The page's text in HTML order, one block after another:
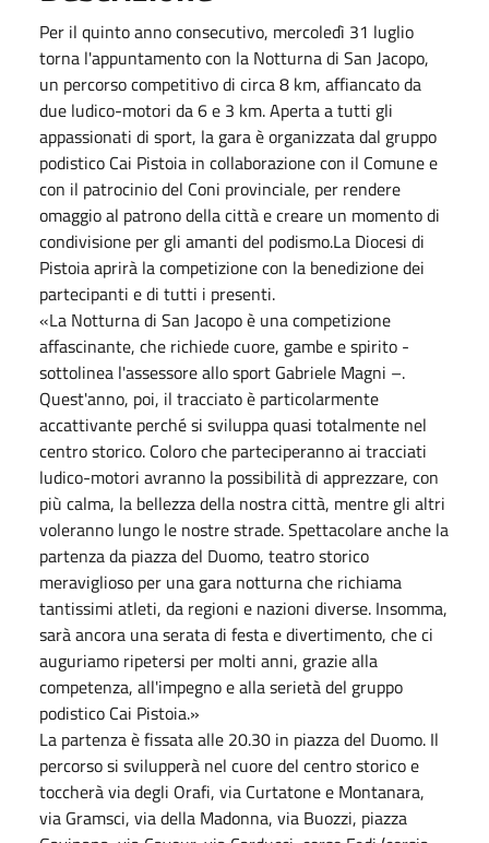
Per il quinto anno consecutivo, mercoledì 31 luglio
torna l'appuntamento con la Notturna di San Jacopo,
un percorso competitivo di circa 8 km, affiancato da
due ludico-motori da 6 e 3 km. Aperta a tutti gli
appassionati di sport, la gara è organizzata dal gruppo
podistico Cai Pistoia in collaborazione con il Comune e
con il patrocinio del Coni provinciale, per rendere
omaggio al patrono della città e creare un momento di
condivisione per gli amanti del podismo.La Diocesi di
Pistoia aprirà la competizione con la benedizione dei
partecipanti e di tutti i presenti.
«La Notturna di San Jacopo è una competizione
affascinante, che richiede cuore, gambe e spirito -
sottolinea l'assessore allo sport Gabriele Magni –.
Quest'anno, poi, il tracciato è particolarmente
accattivante perché si sviluppa quasi totalmente nel
centro storico. Coloro che parteciperanno ai tracciati
ludico-motori avranno la possibilità di apprezzare, con
più calma, la bellezza della nostra città, mentre gli altri
voleranno lungo le nostre strade. Spettacolare anche la
partenza da piazza del Duomo, teatro storico
meraviglioso per una gara notturna che richiama
tantissimi atleti, da regioni e nazioni diverse. Insomma,
sarà ancora una serata di festa e divertimento, che ci
auguriamo ripetersi per molti anni, grazie alla
competenza, all'impegno e alla serietà del gruppo
podistico Cai Pistoia.»
La partenza è fissata alle 20.30 in piazza del Duomo. Il
percorso si svilupperà nel cuore del centro storico e
toccherà via degli Orafi, via Curtatone e Montanara,
via Gramsci, via della Madonna, via Buozzi, piazza